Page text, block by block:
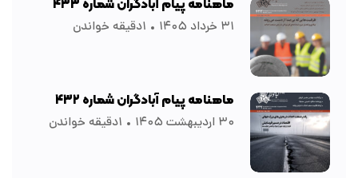
ماهنامه پیام آبادگران شماره ۴۳۳
۳۱ خرداد ۱۴۰۵ ۱دقیقه خواندن
ماهنامه پیام آبادگران شماره ۴۳۲
۳۰ اردیبهشت ۱۴۰۵ ۱دقیقه خواندن